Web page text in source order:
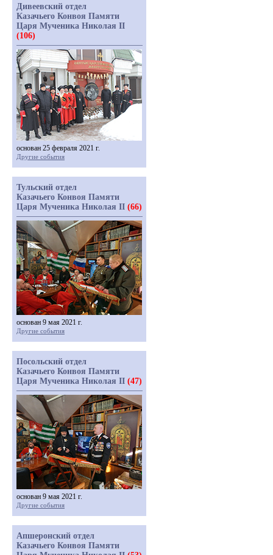
Дивеевский отдел
Казачьего Конвоя Памяти
Царя Мученика Николая II
(106)
основан 25 февраля 2021 г.
Другие события
Тульский отдел
Казачьего Конвоя Памяти
Царя Мученика Николая II (66)
основан 9 мая 2021 г.
Другие события
Посольский отдел
Казачьего Конвоя Памяти
Царя Мученика Николая II (47)
основан 9 мая 2021 г.
Другие события
Апшеронский отдел
Казачьего Конвоя Памяти